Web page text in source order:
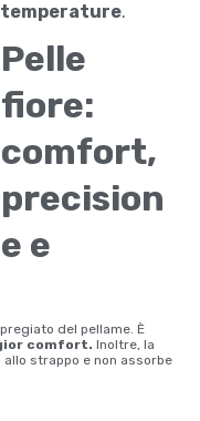
.
Pelle
fiore:
comfort,
precision
e e
del pellame. È
comfort. Inoltre, la
strappo e non assorbe